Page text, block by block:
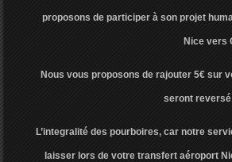
proposons de participer à son projet
Nice vers
Nous vous proposons de rajouter 5€ sur
seront reversé
L’integralité des pourboires, car notre
laisser lors de votre transfert aéroport